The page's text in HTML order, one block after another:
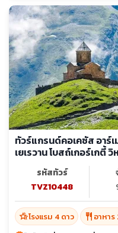
ทัวร์แกรนด์คอเคซัส อาร์เ
เยเรวาน โบสถ์เกอร์เกตี้
รหัสทัวร์
TVZ10448
hotel_classโรงแรม 4 ดาว restaurant อาหาร